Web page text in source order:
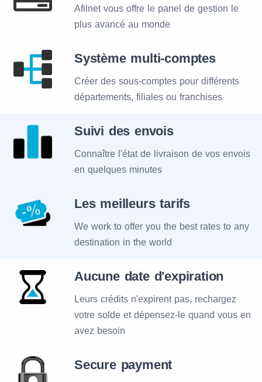
Afilnet vous offre le panel de gestion le
plus avancé au monde
Système multi-comptes
Créer des sous-comptes pour différents
départements, filiales ou franchises
Suivi des envois
Connaître l'état de livraison de vos envois
en quelques minutes
Les meilleurs tarifs
We work to offer you the best rates to any
destination in the world
Aucune date d'expiration
Leurs crédits n'expirent pas, rechargez
votre solde et dépensez-le quand vous en
avez besoin
Secure payment